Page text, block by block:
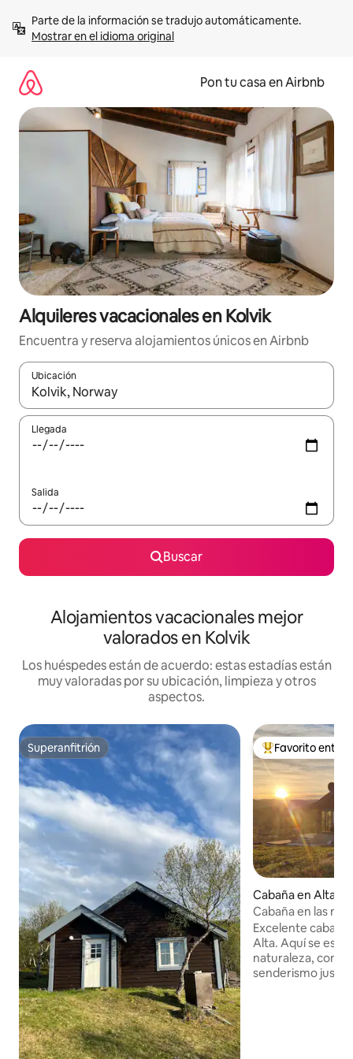
contenidoMostrar en el idioma original
Pon tu casa en Airbnb
Alquileres vacacionales en Kolvik
Encuentra y reserva alojamientos únicos en Airbnb
Ubicación
Cuando los resultados estén disponibles, navega con las
Llegada
Salida
Buscar
Alojamientos vacacionales mejor
valorados en Kolvik
Los huéspedes están de acuerdo: estas estadías están
muy valoradas por su ubicación, limpieza y otros
aspectos.
Superanfitrión
Superanfitrión Favorito entre
Favorito entre
Cabaña en Alta
Cabaña en las
Excelente
Alta. Aquí se está
naturaleza, con
senderismo justo